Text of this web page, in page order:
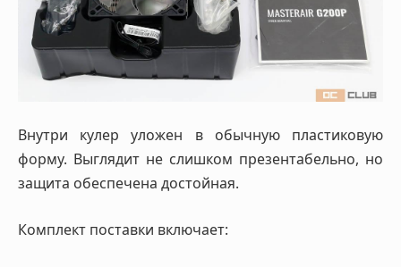
Внутри кулер уложен в обычную пластиковую
форму. Выглядит не слишком презентабельно, но
защита обеспечена достойная.
Комплект поставки включает: